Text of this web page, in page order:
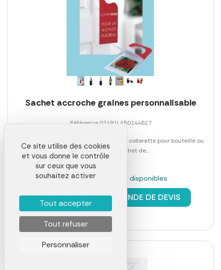
Sachet accroche graines personnalisable
Référence 01491LAB0144627
Polyvalent ce sachet est utilisé comme collerette pour bouteille ou
accroche porte. Sachet de...
En stock : 1937 pièces disponibles
à partir de4,13 € DEMANDE DE DEVIS
Ce site utilise des cookies
et vous donne le contrôle
sur ceux que vous
souhaitez activer
Tout accepter
Tout refuser
Personnaliser